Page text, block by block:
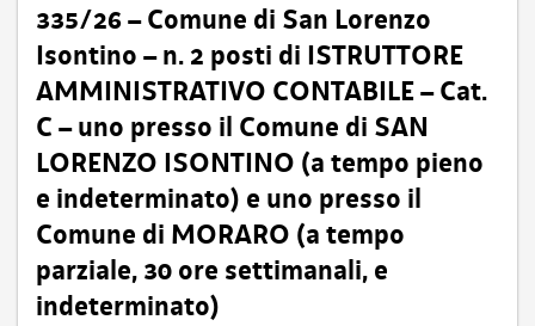
335/26 – Comune di San Lorenzo
Isontino – n. 2 posti di ISTRUTTORE
AMMINISTRATIVO CONTABILE – Cat.
C – uno presso il Comune di SAN
LORENZO ISONTINO (a tempo pieno
e indeterminato) e uno presso il
Comune di MORARO (a tempo
parziale, 30 ore settimanali, e
indeterminato)